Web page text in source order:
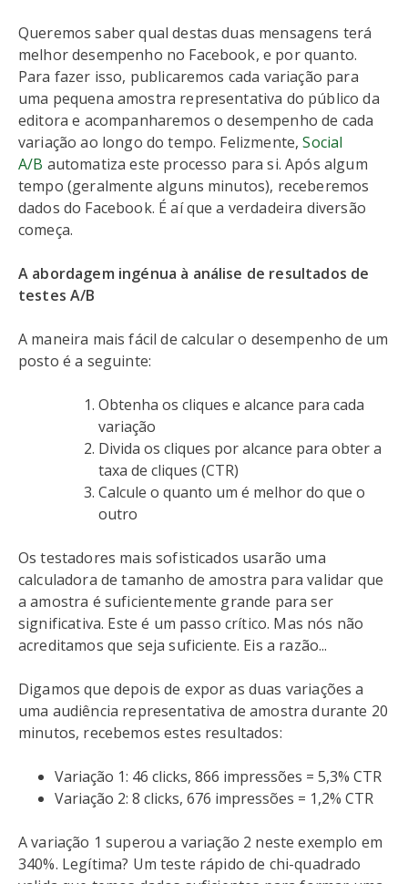
Queremos saber qual destas duas mensagens terá
melhor desempenho no Facebook, e por quanto.
Para fazer isso, publicaremos cada variação para
uma pequena amostra representativa do público da
editora e acompanharemos o desempenho de cada
variação ao longo do tempo. Felizmente,Social
A/B automatiza este processo para si. Após algum
tempo (geralmente alguns minutos), receberemos
dados do Facebook. É aí que a verdadeira diversão
começa.
A abordagem ingénua à análise de resultados de
testes A/B
A maneira mais fácil de calcular o desempenho de um
posto é a seguinte:
Obtenha os cliques e alcance para cada
variação
Divida os cliques por alcance para obter a
taxa de cliques (CTR)
Calcule o quanto um é melhor do que o
outro
Os testadores mais sofisticados usarão uma
calculadora de tamanho de amostra para validar que
a amostra é suficientemente grande para ser
significativa. Este é um passo crítico. Mas nós não
acreditamos que seja suficiente. Eis a razão...
Digamos que depois de expor as duas variações a
uma audiência representativa de amostra durante 20
minutos, recebemos estes resultados:
Variação 1: 46 clicks, 866 impressões = 5,3% CTR
Variação 2: 8 clicks, 676 impressões = 1,2% CTR
A variação 1 superou a variação 2 neste exemplo em
340%. Legítima? Um teste rápido de chi-quadrado